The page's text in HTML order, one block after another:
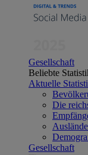
Gesellschaft
Beliebte
Aktuelle
Die
Gesellschaft